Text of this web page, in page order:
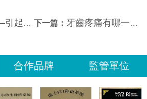
因有哪些？ 下一篇： 牙齒疼痛有哪一些原因
合作品牌 監管單位